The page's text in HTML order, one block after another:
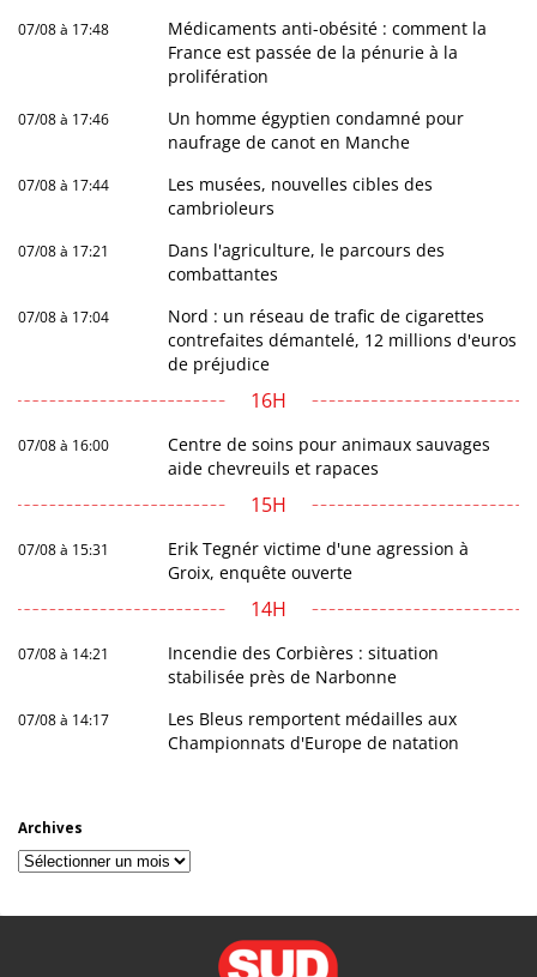
07/08 à 17:48
Médicaments anti-obésité : comment la
France est passée de la pénurie à la
prolifération
07/08 à 17:46
Un homme égyptien condamné pour
naufrage de canot en Manche
07/08 à 17:44
Les musées, nouvelles cibles des
cambrioleurs
07/08 à 17:21
Dans l'agriculture, le parcours des
combattantes
07/08 à 17:04
Nord : un réseau de trafic de cigarettes
contrefaites démantelé, 12 millions d'euros
de préjudice
16H
07/08 à 16:00
Centre de soins pour animaux sauvages
aide chevreuils et rapaces
15H
07/08 à 15:31
Erik Tegnér victime d'une agression à
Groix, enquête ouverte
14H
07/08 à 14:21
Incendie des Corbières : situation
stabilisée près de Narbonne
07/08 à 14:17
Les Bleus remportent médailles aux
Championnats d'Europe de natation
Archives
Archives